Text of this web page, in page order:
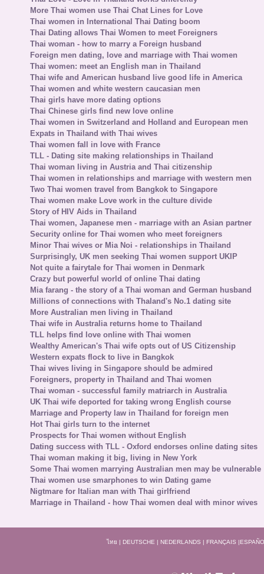
More Thai women use Thai Chat Lines for Love
Thai women in International Thai Dating boom
Thai Dating allows Thai Women to meet Foreigners
Thai woman - how to marry a Foreign husband
Foreign men dating, love and marriage with Thai women
Thai women: meet an English man in Thailand
Thai wife and American husband live good life in America
Thai women and white western caucasian men
Thai girls have more dating options
Thai Chinese girls find new love online
Thai women in Switzerland and Holland and European men
Expats in Thailand with Thai wives
Thai women fall in love with France
TLL - Dating site making relationships in Thailand
Thai woman living in Austria and Thai citizenship
Thai women in relationships and marriage with western men
Two Thai women travel from Bangkok to Singapore
Thai women make Love work in the culture divide
Story of HIV Aids in Thailand
Thai women, Japanese men - marriage with an Asian partner
Security online for Thai women who meet foreigners
Minor Thai wives or Mia Noi - relationships in Thailand
Surprisingly, UK men seeking Thai women support UKIP
Not quite a fairytale for Thai women in Denmark
Crazy but powerful world of online Thai dating
Mia farang - the story of a Thai woman and German husband
Millions of connections with Thaland's No.1 dating site
More Australian men living in Thailand
Thai wife in Australia returns home to Thailand
TLL helps find love online with Thai women
Wealthy American's Thai wife opts out of US Citizenship
Western expats flock to live in Bangkok
Thai wives living in Singapore should be admired
Foreigners, property in Thailand and Thai women
Thai woman - successful family matriarch in Australia
UK Thai wife deported for taking wrong English course
Marriage and Property law in Thailand for foreign men
Hot Thai girls turn to the internet
Prospects for Thai women without English
Dating success with TLL - Oxford endorses online dating sites
Thai woman making it big, living in New York
Some Thai women marrying Australian men may be vulnerable
Thai women use smarphones to win Dating game
Nigtmare for Italian man with Thai girlfriend
Marriage in Thailand - how Thai women deal with minor wives
ไทย | DEUTSCHE | NEDERLANDS | FRANÇAIS |